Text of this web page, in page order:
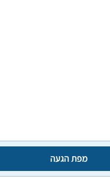
מפת הגעה